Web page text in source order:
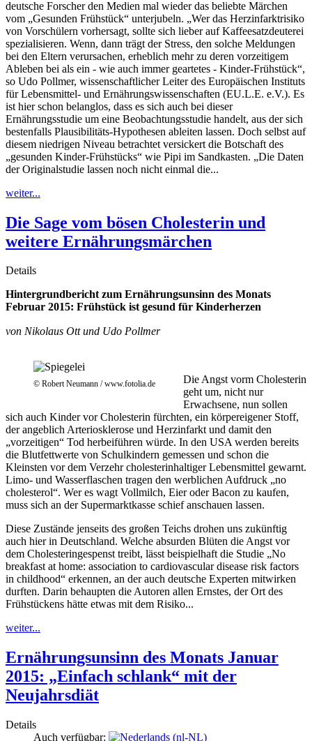
deutsche Forscher den Medien mal wieder das beliebte Märchen
vom „Gesunden Frühstück“ unterjubeln. „Wer das Herzinfarktrisiko
von Vorschülern vorhersagt, sollte sich lieber auf Kaffeesatzdeuterei
spezialisieren. Wenn, dann trägt der Stress, den solche Meldungen
bei den Eltern verursachen, erheblich mehr zu deren vorzeitigem
Ableben bei als ein - wie auch immer geartetes - Kinder-Frühstück“,
so Udo Pollmer, wissenschaftlicher Leiter des Europäischen Instituts
für Lebensmittel- und Ernährungswissenschaften (EU.L.E. e.V.). Es
ist hier schon belanglos, dass es sich auch bei dieser
Ernährungsstudie um eine Beobachtungsstudie handelt, aus der sich
bestenfalls Plausibilitäts-Hypothesen ableiten lassen. Doch selbst auf
diesem niedrigen Niveau betrachtet versickert die Botschaft des
„gesunden Kinder-Frühstücks“ wie Pipi im Sandkasten. „Die Daten
der Originalstudie lassen noch nicht einmal die...
weiter...
Die Sage vom bösen Cholesterin und
weitere Ernährungsmärchen
Details
Hintergrundbericht zum Ernährungsunsinn des Monats
Februar 2015: Frühstück ist gesund für Kinderherzen
von Nikolaus Ott und Udo Pollmer
© Robert Neumann / www.fotolia.de
Die Angst vorm Cholesterin
geht um, nicht nur
Erwachsene, nun sollen
sich auch Kinder vor Cholesterin fürchten, ein körpereigener Stoff,
der angeblich Arteriosklerose und Herzinfarkt und damit den
„vorzeitigen“ Tod herbeiführen würde. In den USA werden bereits
die Blutfettwerte von Schulkindern gemessen und schon die
Kleinsten vor dem Verzehr cholesterinhaltiger Lebensmittel gewarnt.
Limo- und Wasserflaschen tragen den werblichen Aufdruck „no
cholesterol“. Wer es wagt Vollmilch, Eier oder Bacon zu kaufen,
muss sich an der Supermarktkasse schief anschauen lassen.
Diese Zustände jenseits des großen Teichs drohen uns zukünftig
auch hier in Deutschland. Welche absurden Blüten die Angst vor
dem Cholesteringespenst treibt, lässt beispielhaft die Studie „No
breakfast at home: association to cardiovascular disease risk factors
in childhood“ erkennen, an der auch deutsche Experten mitwirken
durften. Darin behaupten die Autoren allen Ernstes, der Ort des
Frühstückens hätte etwas mit dem Risiko...
weiter...
Ernährungsunsinn des Monats Januar
2015: „Einfach schlank“ mit der
Neujahrsdiät
Details
Auch verfügbar: